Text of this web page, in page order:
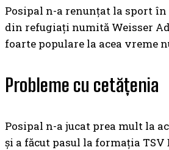
Posipal n-a renunțat la sport
din refugiați numită Weisser
foarte populare la acea vreme
Probleme cu cetățenia
Posipal n-a jucat prea mult la
și a făcut pasul la formația